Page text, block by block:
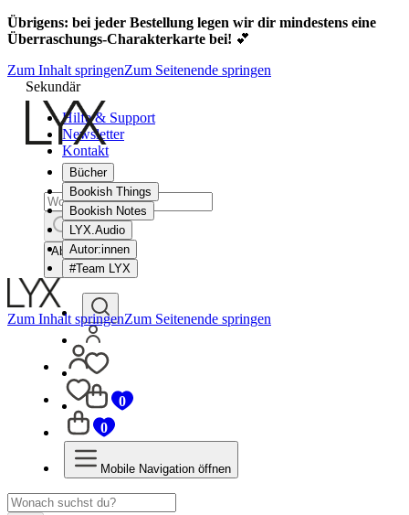
Übrigens: bei jeder Bestellung legen wir dir mindestens eine
Überraschungs-Charakterkarte bei! 💕
Zum Inhalt springenZum Seitenende springen
Sekundär
Hilfe & Support
Newsletter
Kontakt
Bücher
Bookish Things
Bookish Notes
LYX.Audio
Autor:innen
#Team LYX
0
Abbrechen
Zum Inhalt springenZum Seitenende springen
0
Mobile Navigation öffnen